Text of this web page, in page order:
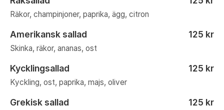
Räkor, champinjoner, paprika, ägg, citron
Amerikansk sallad 125 kr
Skinka, räkor, ananas, ost
Kycklingsallad 125 kr
Kyckling, ost, paprika, majs, oliver
Grekisk sallad 125 kr